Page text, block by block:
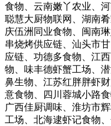
食物、云南嫩丫农业、
聪慧大厨物联网、湖南
庆伍洲同业食物、闽南
串烧烤供应链、汕头市
应链、功德多食物、江
物、味丰德虾蟹工场、
鼻生物、江苏红胖胖虾
意食物、四川蓉城小路
广西佳厨调味、淮坊市
工场、北海逮虾记食物